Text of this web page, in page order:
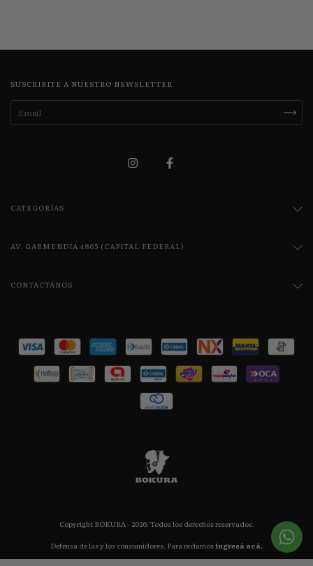
SUSCRIBITE A NUESTRO NEWSLETTER
CATEGORÍAS
AV. GARMENDIA 4865 (CAPITAL FEDERAL)
CONTACTÁNOS
Copyright BOKURA - 2026. Todos los derechos reservados.
Defensa de las y los consumidores. Para reclamosingresá acá.
Botón de arrepentimiento